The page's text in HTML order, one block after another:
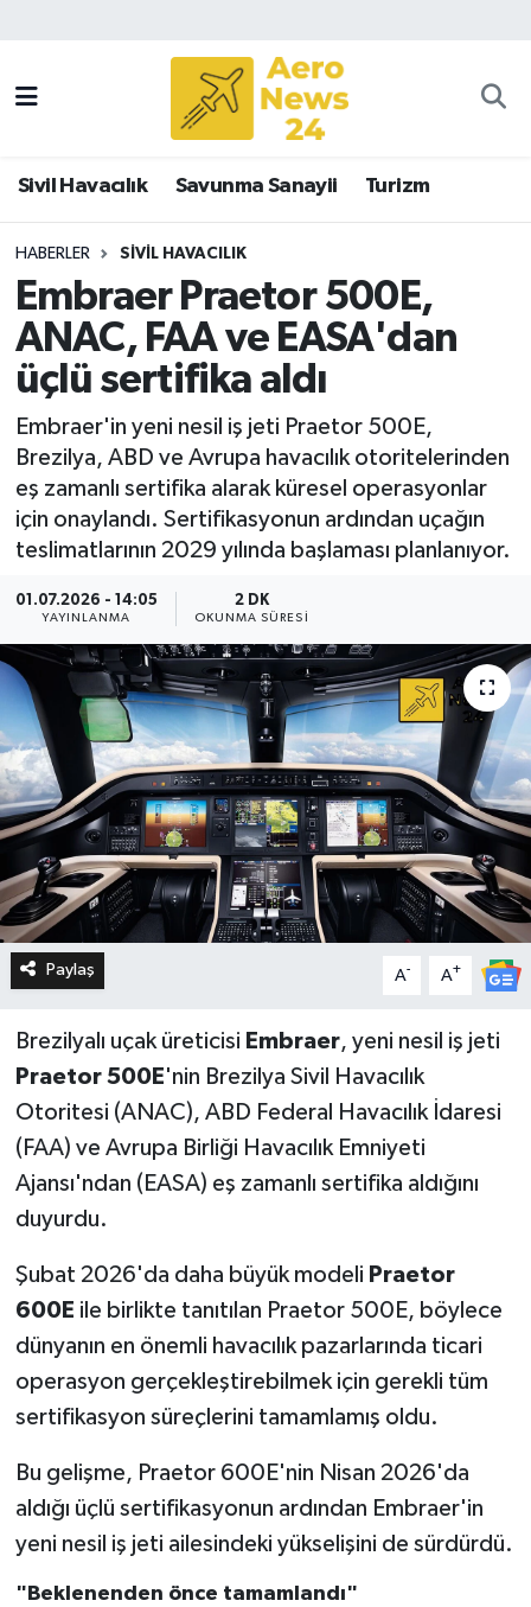
Sivil Havacılık Savunma Sanayii Turizm
HABERLER SIVIL HAVACILIK
Embraer Praetor 500E,
ANAC, FAA ve EASA'dan
üçlü sertifika aldı
Embraer'in yeni nesil iş jeti Praetor 500E,
Brezilya, ABD ve Avrupa havacılık otoritelerinden
eş zamanlı sertifika alarak küresel operasyonlar
için onaylandı. Sertifikasyonun ardından uçağın
teslimatlarının 2029 yılında başlaması planlanıyor.
01.07.2026 - 14:05
YAYINLANMA
2 DK
OKUNMA SÜRESI
Paylaş A- A+
Brezilyalı uçak üreticisi Embraer, yeni nesil iş jeti
Praetor 500E'nin Brezilya Sivil Havacılık
Otoritesi (ANAC), ABD Federal Havacılık İdaresi
(FAA) ve Avrupa Birliği Havacılık Emniyeti
Ajansı'ndan (EASA) eş zamanlı sertifika aldığını
duyurdu.
Şubat 2026'da daha büyük modeli Praetor
600E ile birlikte tanıtılan Praetor 500E, böylece
dünyanın en önemli havacılık pazarlarında ticari
operasyon gerçekleştirebilmek için gerekli tüm
sertifikasyon süreçlerini tamamlamış oldu.
Bu gelişme, Praetor 600E'nin Nisan 2026'da
aldığı üçlü sertifikasyonun ardından Embraer'in
yeni nesil iş jeti ailesindeki yükselişini de sürdürdü.
"Beklenenden önce tamamlandı"